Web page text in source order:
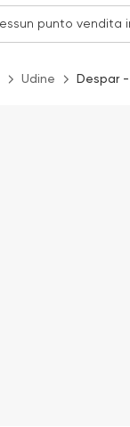
Udine Despar